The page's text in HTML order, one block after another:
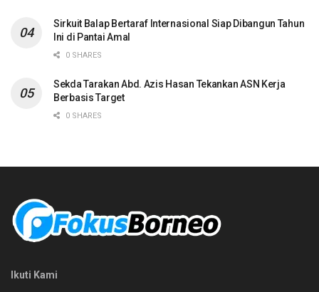
Sirkuit Balap Bertaraf Internasional Siap Dibangun Tahun
Ini di Pantai Amal
0 SHARES
Sekda Tarakan Abd. Azis Hasan Tekankan ASN Kerja
Berbasis Target
0 SHARES
Ikuti Kami